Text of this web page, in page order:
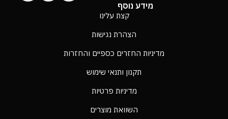
מידע נוסף
קצת עלינו
הצהרת נגישות
מדיניות החזרים כספיים והחזרות
תקנון ותנאי שימוש
מדיניות פרטיות
השוואת מוצרים